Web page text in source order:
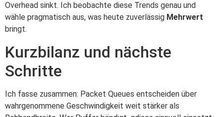
Overhead sinkt. Ich beobachte diese Trends genau und
wähle pragmatisch aus, was heute zuverlässig Mehrwert
bringt.
Kurzbilanz und nächste
Schritte
Ich fasse zusammen: Packet Queues entscheiden über
wahrgenommene Geschwindigkeit weit stärker als